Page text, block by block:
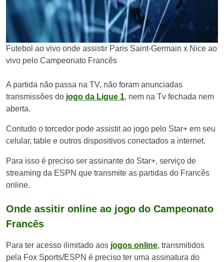
Futebol ao vivo onde assistir Paris Saint-Germain x Nice ao
vivo pelo Campeonato Francês
A partida não passa na TV, não foram anunciadas
transmissões do jogo da Ligue 1, nem na Tv fechada nem
aberta.
Contudo o torcedor pode assistit ao jogo pelo Star+ em seu
celular, table e outros dispositivos conectados a internet.
Para isso é preciso ser assinante do Star+, serviço de
streaming da ESPN que transmite as partidas do Francês
online.
Onde assitir online ao jogo do Campeonato
Francês
Para ter acesso ilimitado aos jogos online, transmitidos
pela Fox Sports/ESPN é preciso ter uma assinatura do